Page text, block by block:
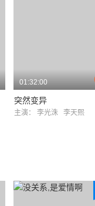
01:32:00
突然变异
主演： 李光洙 李天熙